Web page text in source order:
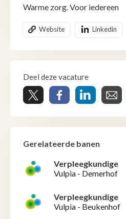
Warme zorg. Voor iedereen
Website Linkedin
Deel deze vacature
Gerelateerde banen
Verpleegkundige
Vulpia - Demerhof
Verpleegkundige
Vulpia - Beukenhof